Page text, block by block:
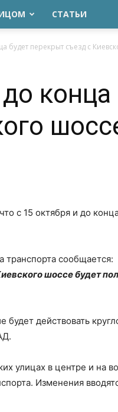
СТАТЬИ
будет перекрыт съезд с
с 15 октября и до
транспорта сообщается:
шоссе будет
действовать
улицах в центре и на
Изменения